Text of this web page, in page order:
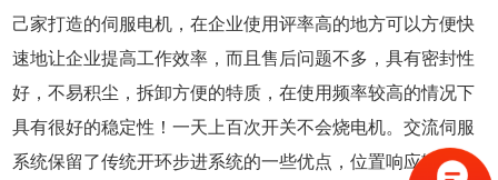
己家打造的伺服电机，在企业使用评率高的地方可以方便快
速地让企业提高工作效率，而且售后问题不多，具有密封性
好，不易积尘，拆卸方便的特质，在使用频率较高的情况下
具有很好的稳定性！一天上百次开关不会烧电机。交流伺服
系统保留了传统开环步进系统的一些优点，位置响应输出指